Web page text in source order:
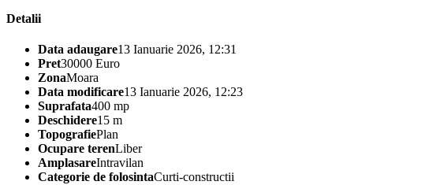
Detalii
Data adaugare13 Ianuarie 2026, 12:31
Pret30000 Euro
ZonaMoara
Data modificare13 Ianuarie 2026, 12:23
Suprafata400 mp
Deschidere15 m
TopografiePlan
Ocupare terenLiber
AmplasareIntravilan
Categorie de folosintaCurti-constructii